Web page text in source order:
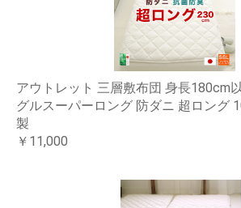
アウトレット 三層敷布団 身長180cm
グルスーパーロング 防ダニ 超ロング
製
￥11,000